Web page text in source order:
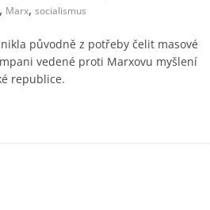
, Marx, socialismus
původně z potřeby čelit masové
vedené proti Marxovu myšlení
republice.